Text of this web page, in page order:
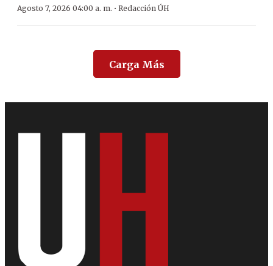
Agosto 7, 2026 04:00 a. m. · Redacción ÚH
Carga Más